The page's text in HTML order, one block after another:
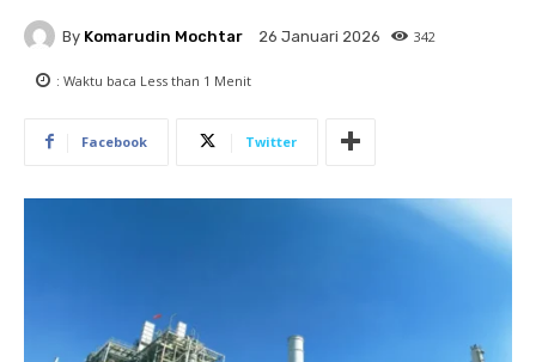
By Komarudin Mochtar 26 Januari 2026 342
: Waktu baca Less than 1 Menit
Facebook Twitter